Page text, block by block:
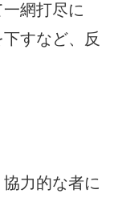
網打尽に
すなど、反
力的な者に